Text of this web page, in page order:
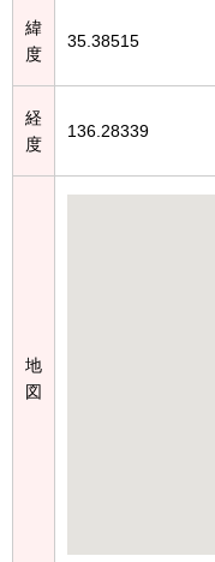
緯
度
35.38515
経
度
136.28339
地
図